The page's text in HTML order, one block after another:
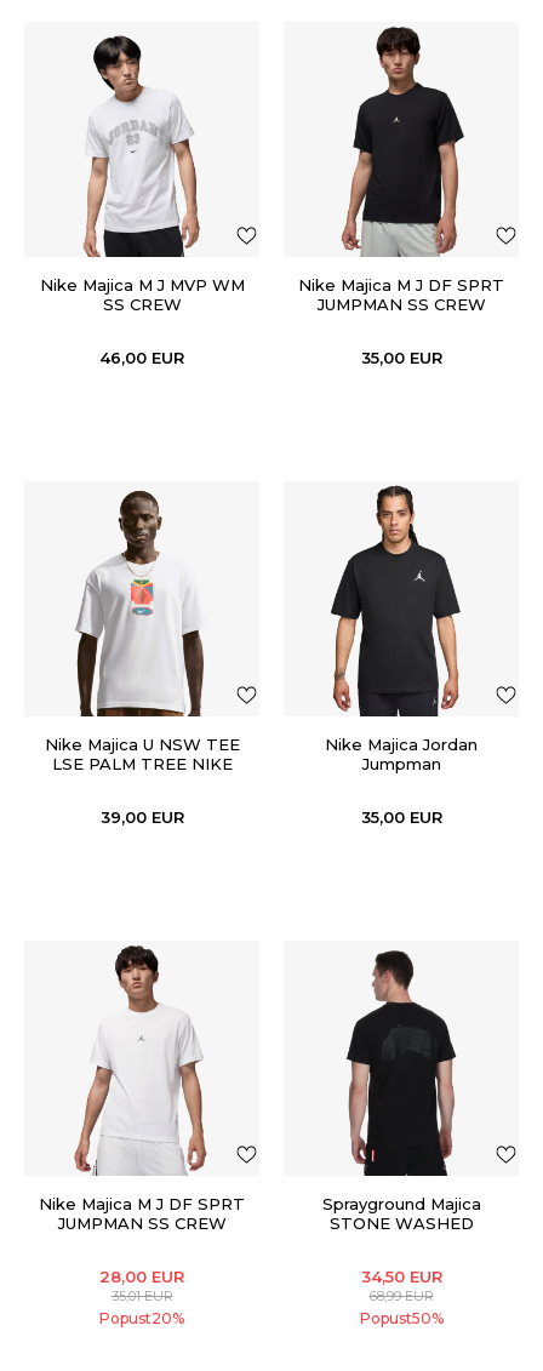
Nike Majica M J MVP WM
SS CREW
46,00 EUR
Nike Majica M J DF SPRT
JUMPMAN SS CREW
35,00 EUR
Nike Majica U NSW TEE
LSE PALM TREE NIKE
39,00 EUR
Nike Majica Jordan
Jumpman
35,00 EUR
Nike Majica M J DF SPRT
JUMPMAN SS CREW
28,00 EUR
35,01EUR
Popust20%
Sprayground Majica
STONE WASHED
34,50 EUR
68,99EUR
Popust50%